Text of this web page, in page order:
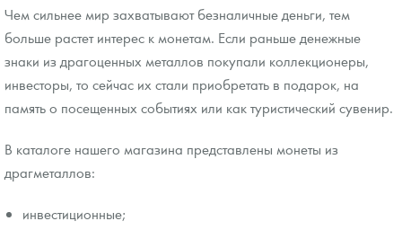
Чем сильнее мир захватывают безналичные деньги, тем
больше растет интерес к монетам. Если раньше денежные
знаки из драгоценных металлов покупали коллекционеры,
инвесторы, то сейчас их стали приобретать в подарок, на
память о посещенных событиях или как туристический сувенир.
В каталоге нашего магазина представлены монеты из
драгметаллов:
инвестиционные;